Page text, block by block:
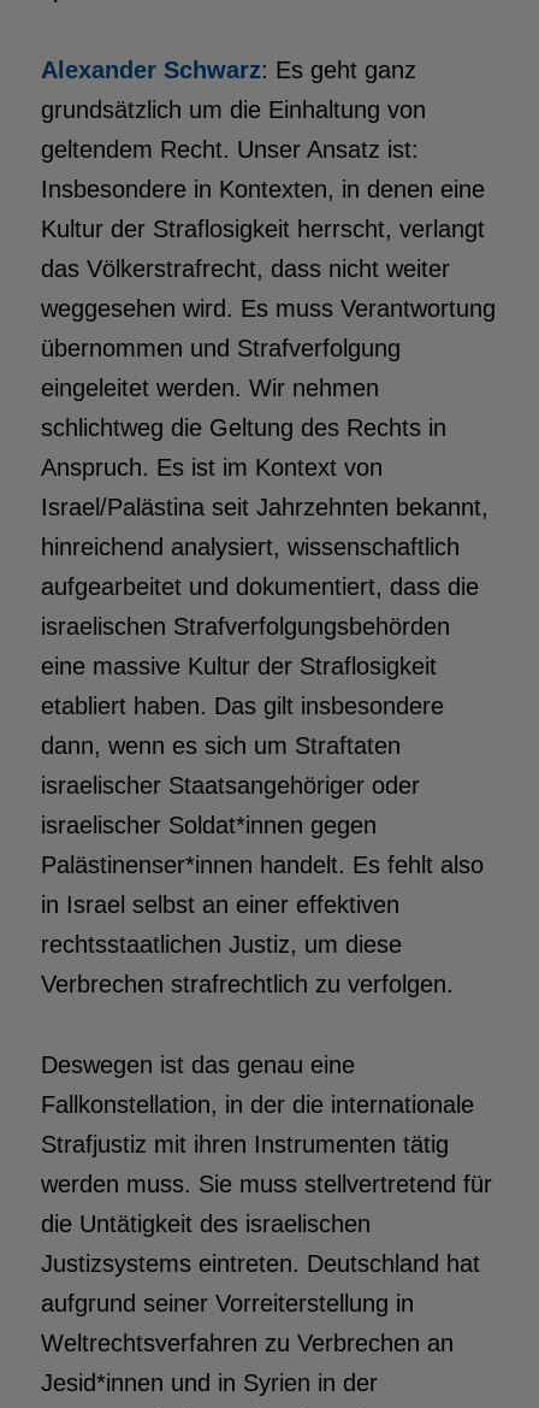
Alexander Schwarz: Es geht ganz
grundsätzlich um die Einhaltung von
geltendem Recht. Unser Ansatz ist:
Insbesondere in Kontexten, in denen eine
Kultur der Straflosigkeit herrscht, verlangt
das Völkerstrafrecht, dass nicht weiter
weggesehen wird. Es muss Verantwortung
übernommen und Strafverfolgung
eingeleitet werden. Wir nehmen
schlichtweg die Geltung des Rechts in
Anspruch. Es ist im Kontext von
Israel/Palästina seit Jahrzehnten bekannt,
hinreichend analysiert, wissenschaftlich
aufgearbeitet und dokumentiert, dass die
israelischen Strafverfolgungsbehörden
eine massive Kultur der Straflosigkeit
etabliert haben. Das gilt insbesondere
dann, wenn es sich um Straftaten
israelischer Staatsangehöriger oder
israelischer Soldat*innen gegen
Palästinenser*innen handelt. Es fehlt also
in Israel selbst an einer effektiven
rechtsstaatlichen Justiz, um diese
Verbrechen strafrechtlich zu verfolgen.
Deswegen ist das genau eine
Fallkonstellation, in der die internationale
Strafjustiz mit ihren Instrumenten tätig
werden muss. Sie muss stellvertretend für
die Untätigkeit des israelischen
Justizsystems eintreten. Deutschland hat
aufgrund seiner Vorreiterstellung in
Weltrechtsverfahren zu Verbrechen an
Jesid*innen und in Syrien in der